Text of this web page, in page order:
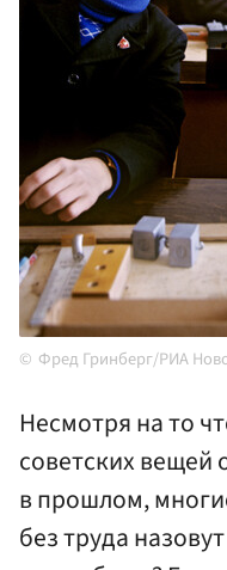
Фред Гринберг/РИА
Несмотря на то
советских вещей
в прошлом,
без труда